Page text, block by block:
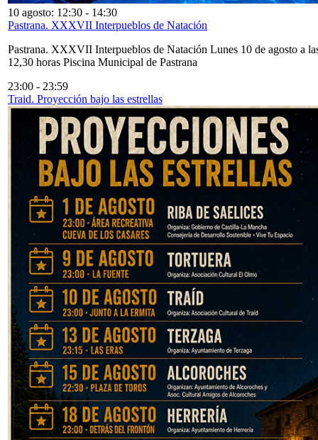
10 agosto: 12:30 - 14:30
Pastrana. XXXVII Interpueblos de Natación
Pastrana. XXXVII Interpueblos de Natación Lunes 10 de agosto a
12,30 horas Piscina Municipal de Pastrana
23:00 - 23:59
Traid. Proyección bajo las estrellas